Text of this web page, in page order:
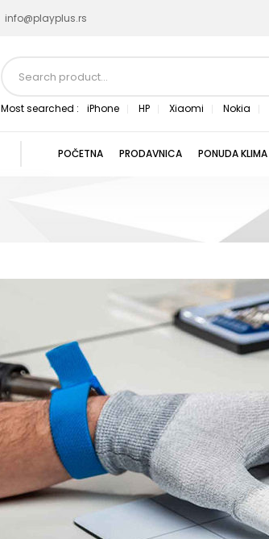
info@playplus.rs
Most searched : iPhone HP Xiaomi Nokia
POČETNA PRODAVNICA PONUDA KLIMA